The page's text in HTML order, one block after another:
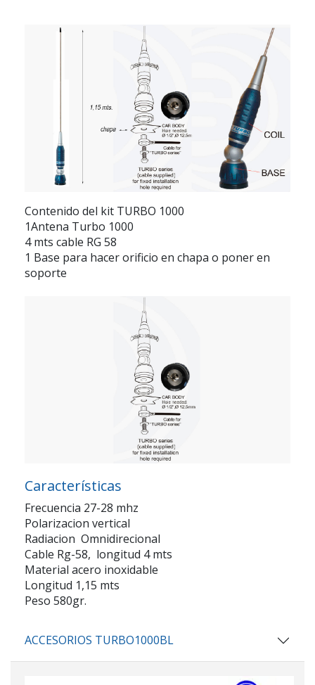
Contenido del kit TURBO 1000
1Antena Turbo 1000
4 mts cable RG 58
1 Base para hacer orificio en chapa o poner en
soporte
Características
Frecuencia 27-28 mhz
Polarizacion vertical
Radiacion Omnidirecional
Cable Rg-58, longitud 4 mts
Material acero inoxidable
Longitud 1,15 mts
Peso 580gr.
ACCESORIOS TURBO1000BL